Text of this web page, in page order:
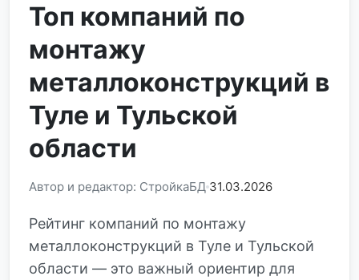
Топ компаний по
монтажу
металлоконструкций в
Туле и Тульской
области
Автор и редактор: СтройкаБД 31.03.2026
Рейтинг компаний по монтажу
металлоконструкций в Туле и Тульской
области — это важный ориентир для